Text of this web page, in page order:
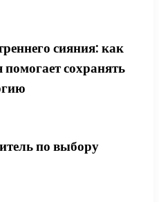
сияния: как
сохранять
по выбору